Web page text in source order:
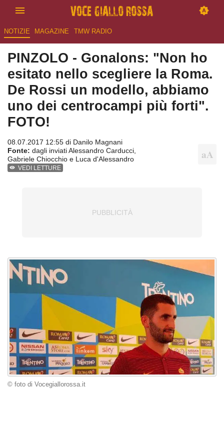
NOTIZIE MAGAZINE TMW RADIO
PINZOLO - Gonalons: "Non ho
esitato nello scegliere la Roma.
De Rossi un modello, abbiamo
uno dei centrocampi più forti".
FOTO!
08.07.2017 12:55 di Danilo Magnani
Fonte: dagli inviati Alessandro Carducci,
Gabriele Chiocchio e Luca d'Alessandro
VEDI LETTURE
© foto di Vocegiallorossa.it